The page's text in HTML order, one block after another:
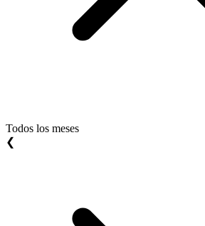
Todos los meses
❮